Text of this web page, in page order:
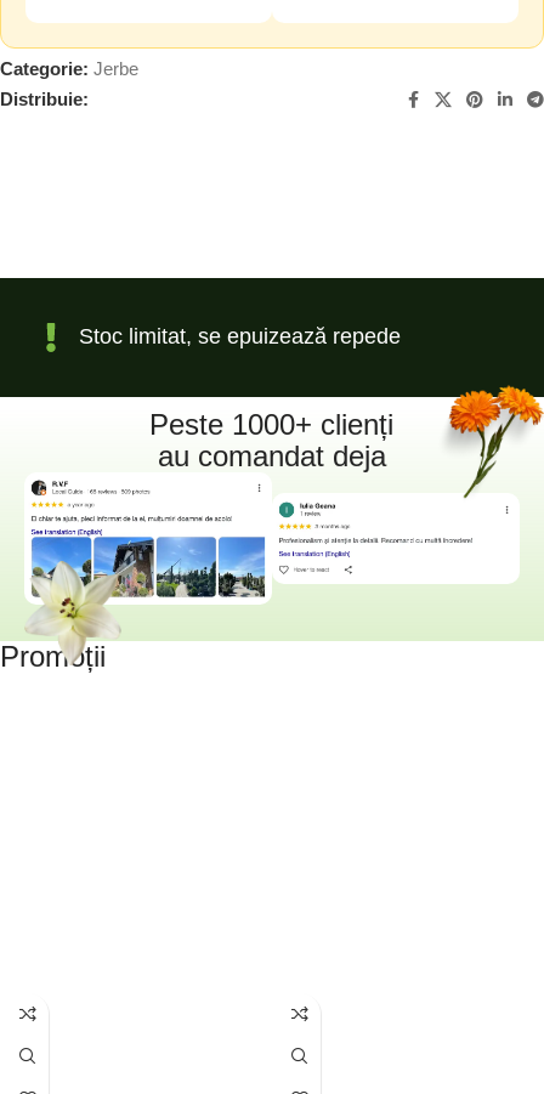
Categorie: Jerbe
Distribuie:
Stoc limitat, se epuizează repede
Peste 1000+ clienți
au comandat deja
Promoții